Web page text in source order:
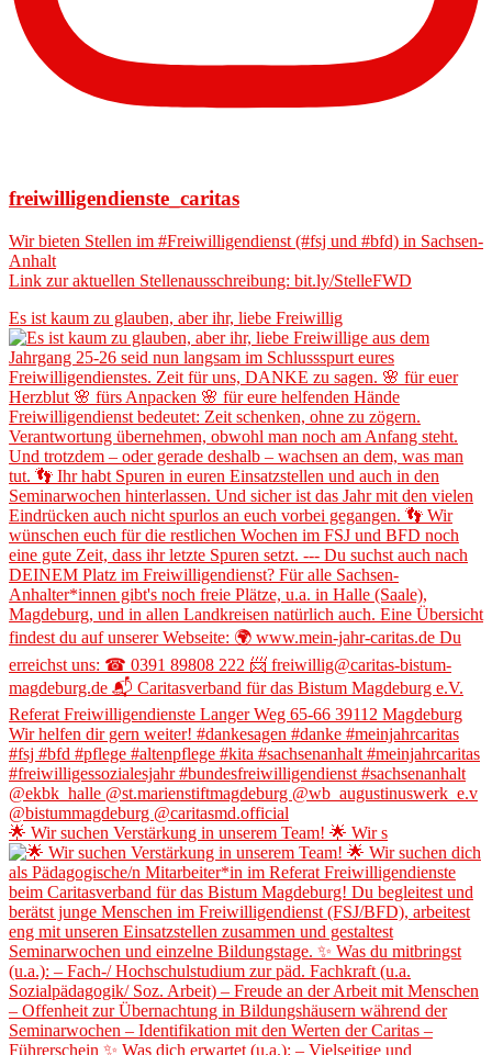
freiwilligendienste_caritas
Wir bieten Stellen im #Freiwilligendienst (#fsj und #bfd) in Sachsen-
Anhalt
Link zur aktuellen Stellenausschreibung: bit.ly/StelleFWD
Es ist kaum zu glauben, aber ihr, liebe Freiwillig
🌟 Wir suchen Verstärkung in unserem Team! 🌟 Wir s